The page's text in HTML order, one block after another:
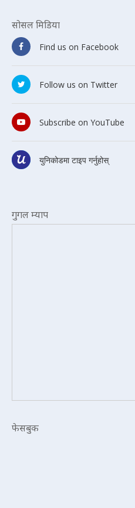
सोसल मिडिया
Find us on Facebook
Follow us on Twitter
Subscribe on YouTube
युनिकोडमा टाइप गर्नुहोस्
गुगल म्याप
फेसबुक